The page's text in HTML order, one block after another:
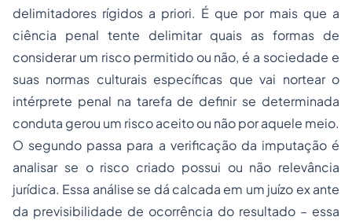
delimitadores rígidos a priori. É que por mais que a
ciência penal tente delimitar quais as formas de
considerar um risco permitido ou não, é a sociedade e
suas normas culturais específicas que vai nortear o
intérprete penal na tarefa de definir se determinada
conduta gerou um risco aceito ou não por aquele meio.
O segundo passa para a verificação da imputação é
analisar se o risco criado possui ou não relevância
jurídica. Essa análise se dá calcada em um juízo ex ante
da previsibilidade de ocorrência do resultado – essa